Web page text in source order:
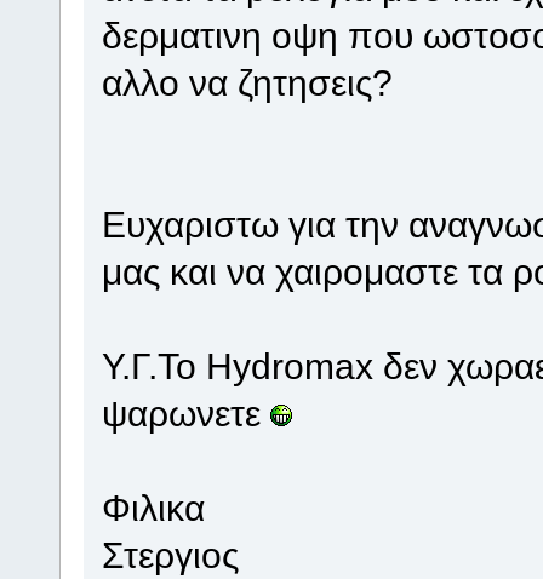
δερματινη οψη που ωστοσο
αλλο να ζητησεις?
Ευχαριστω για την
μας και να χαιρομαστε τα
Υ.Γ.Το Hydromax δεν
ψαρωνετε
Φιλικα
Στεργιος